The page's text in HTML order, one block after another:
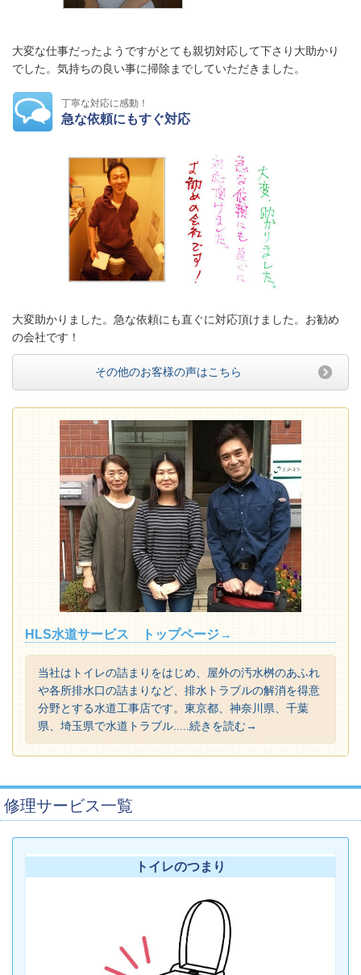
大変な仕事だったようですがとても親切対応して下さり大助かり
でした。気持ちの良い事に掃除までしていただきました。
丁寧な対応に感動！
急な依頼にもすぐ対応
大変助かりました。急な依頼にも直ぐに対応頂けました。お勧め
の会社です！
その他のお客様の声はこちら
HLS水道サービス トップページ→
当社はトイレの詰まりをはじめ、屋外の汚水桝のあふれ
や各所排水口の詰まりなど、排水トラブルの解消を得意
分野とする水道工事店です。東京都、神奈川県、千葉
県、埼玉県で水道トラブル.....続きを読む→
修理サービス一覧
トイレのつまり